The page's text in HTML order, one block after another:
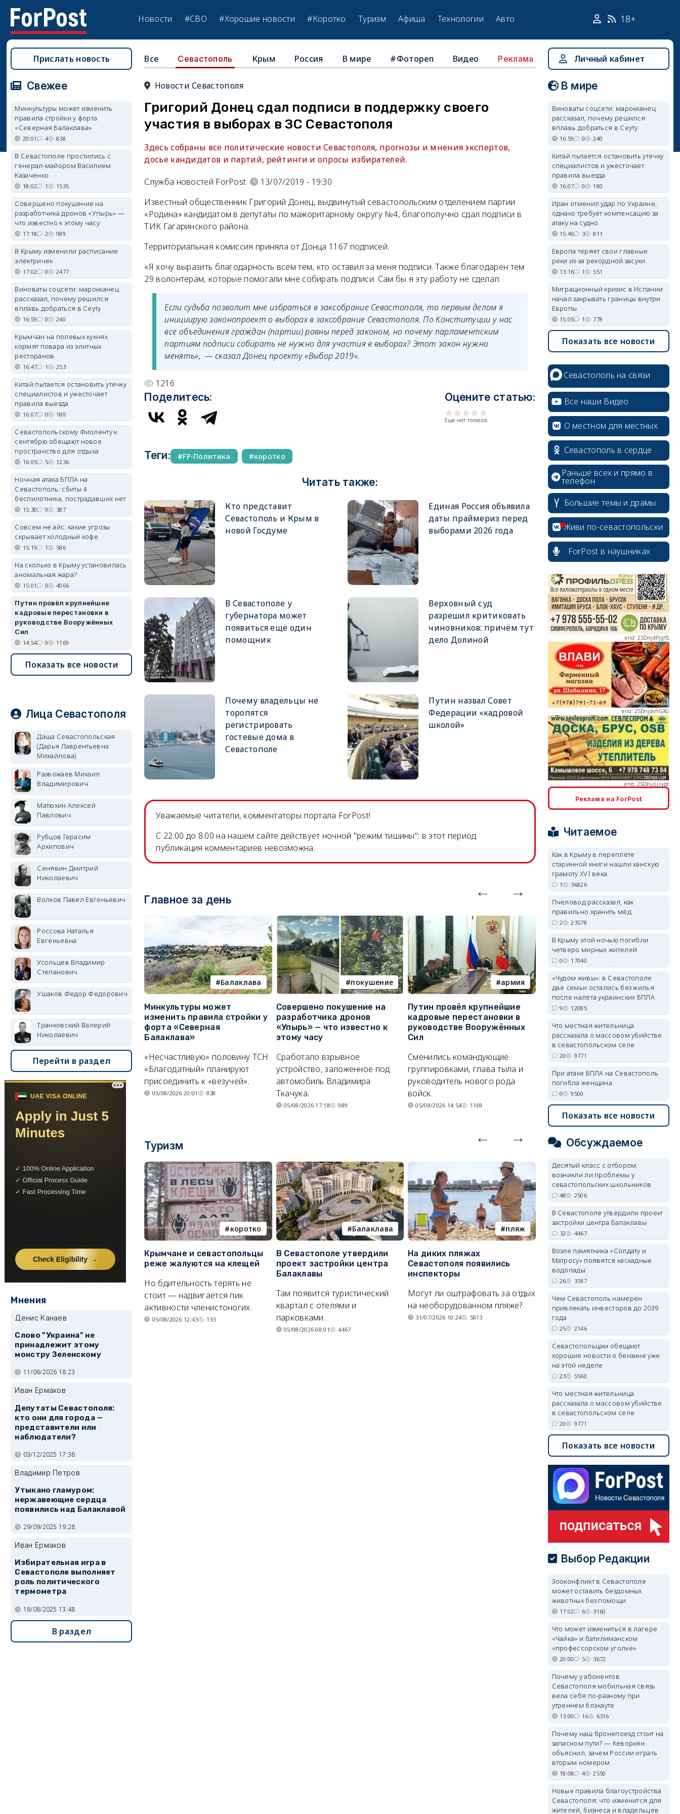
Новости #СВО #Хорошие новости #Коротко Туризм Афиша Технологии Авто 18+
Все Севастополь Крым Россия В мире #Фотореп Видео Реклама
Новости Севастополя
Григорий Донец сдал подписи в поддержку своего
участия в выборах в ЗС Севастополя
Здесь собраны все политические новости Севастополя, прогнозы и мнения экспертов,
досье кандидатов и партий, рейтинги и опросы избирателей.
Служба новостей ForPost
13/07/2019 - 19:30
Известный общественник Григорий Донец, выдвинутый севастопольским отделением партии
«Родина» кандидатом в депутаты по мажоритарному округу №4, благополучно сдал подписи в
ТИК Гагаринского района.
Территориальная комиссия приняла от Донца 1167 подписей.
«Я хочу выразить благодарность всем тем, кто оставил за меня подписи. Также благодарен тем
29 волонтёрам, которые помогали мне собирать подписи. Сам бы я эту работу не сделал.
Если судьба позволит мне избраться в заксобрание Севастополя, то первым делом я
инициирую законопроект о выборах в заксобрание Севастополя. По Конституции у нас
все объединения граждан (партии) равны перед законом, но почему парламентским
партиям подписи собирать не нужно для участия в выборах? Этот закон нужно
менять», — сказал Донец проекту «Выбор 2019».
1216
Поделитесь: Оцените статью:
Еще нет голосов
Теги: FP-Политика коротко
Читать также:
Кто представит
Севастополь и Крым в
новой Госдуме
Единая Россия объявила
даты праймериз перед
выборами 2026 года
В Севастополе у
губернатора может
появиться ещё один
помощник
Верховный суд
разрешил критиковать
чиновников: причём тут
дело Долиной
Почему владельцы не
торопятся
регистрировать
гостевые дома в
Севастополе
Путин назвал Совет
Федерации «кадровой
школой»
Уважаемые читатели, комментаторы портала ForPost!
C 22.00 до 8.00 на нашем сайте действует ночной "режим тишины": в этот период
публикация комментариев невозможна.
Главное за день
Балаклава
Минкультуры может
изменить правила стройки у
форта «Северная
Балаклава»
«Несчастливую» половину ТСН
«Благодатный» планируют
присоединить к «везучей».
05/08/2026 20:01 838
покушение
Совершено покушение на
разработчика дронов
«Упырь» — что известно к
этому часу
Сработало взрывное
устройство, заложенное под
автомобиль Владимира
Ткачука.
05/08/2026 17:18 989
армия
Путин провёл крупнейшие
кадровые перестановки в
руководстве Вооружённых
Сил
Сменились командующие
группировками, глава тыла и
руководитель нового рода
войск.
05/08/2026 14:54 1169
Балаклава
В Севастополе утвердили
проект застройки центра
Балаклавы
Там появится туристический
квартал с отелями и
парковками.
05/08/2026 08:01 4467
Туризм
коротко
Крымчане и севастопольцы
реже жалуются на клещей
Но бдительность терять не
стоит — надвигается пик
активности членистоногих.
05/08/2026 12:43 133
Балаклава
В Севастополе утвердили
проект застройки центра
Балаклавы
Там появится туристический
квартал с отелями и
парковками.
05/08/2026 08:01 4467
пляж
На диких пляжах
Севастополя появились
инспекторы
Могут ли оштрафовать за отдых
на необорудованном пляже?
31/07/2026 10:24 5813
Двух москвичей на
сапбордах унесло от берега
Крыма на километр в море
вернули туристов обратно на
сушу.
29/07/2026 17:03
Прислать новость
Свежее
Минкультуры может изменить
правила стройки у форта
«Северная Балаклава»
20:01 4 838
В Севастополе простились с
генерал-майором Василием
Казаченко
18:02 1 1535
Совершено покушение на
разработчика дронов «Упырь» —
что известно к этому часу
17:18 2 989
В Крыму изменили расписание
электричек
17:02 0 2477
Виноваты соцсети: марокканец
рассказал, почему решился
вплавь добраться в Сеуту
16:59 0 240
Крымчан на полевых кухнях
кормят повара из элитных
ресторанов
16:47 1 253
Китай пытается остановить утечку
специалистов и ужесточает
правила выезда
16:07 0 180
Севастопольскому Фиоленту к
сентябрю обещают новое
пространство для отдыха
16:05 5 1236
Ночная атака БПЛА на
Севастополь: сбиты 4
беспилотника, пострадавших нет
15:30 0 387
Совсем не айс: какие угрозы
скрывает холодный кофе
15:19 1 586
На сколько в Крыму установилась
аномальная жара?
15:01 0 4066
Путин провёл крупнейшие
кадровые перестановки в
руководстве Вооружённых
Сил
14:54 0 1169
Показать все новости
Лица Севастополя
Даша Севастопольская
(Дарья Лаврентьевна
Михайлова)
Развожаев Михаил
Владимирович
Матюхин Алексей
Павлович
Рубцов Герасим
Архипович
Сенявин Дмитрий
Николаевич
Волков Павел Евгеньевич
Россова Наталья
Евгеньевна
Усольцев Владимир
Степанович
Ушаков Федор Федорович
Транковский Валерий
Николаевич
Перейти в раздел
Мнения
Денис Канаев
Слово "Украина" не
принадлежит этому
монстру Зеленскому
11/06/2026 18:23
Иван Ермаков
Депутаты Севастополя:
кто они для города —
представители или
наблюдатели?
03/12/2025 17:36
Владимир Петров
Утыкано гламуром:
нержавеющие сердца
появились над Балаклавой
29/09/2025 19:28
Иван Ермаков
Избирательная игра в
Севастополе выполняет
роль политического
термометра
18/08/2025 13:48
В раздел
Личный кабинет
В мире
Виноваты соцсети: марокканец
рассказал, почему решился
вплавь добраться в Сеуту
16:59 0 240
Китай пытается остановить утечку
специалистов и ужесточает
правила выезда
16:07 0 180
Иран отменил удар по Украине,
однако требует компенсацию за
атаку на судно
15:46 3 811
Европа теряет свои главные
реки из-за рекордной засухи
13:16 1 551
Миграционный кризис в Испании
начал закрывать границы внутри
Европы
15:05 1 778
Показать все новости
Севастополь на связи
Все наши Видео
О местном для местных
Севастополь в сердце
Раньше всех и прямо в
телефон
Большие темы и драмы
Живи по-севастопольски
ForPost в наушниках
erid: 2SDnjcrDNw6
erid: 2SDnjdPjgYS
erid: 2SDnjdvhGXG
erid: 2SDnjcLUypt
Реклама на ForPost
Читаемое
Как в Крыму в переплёте
старинной книги нашли ханскую
грамоту XVI века
1 36826
Пчеловод рассказал, как
правильно хранить мёд
2 23578
В Крыму этой ночью погибли
четверо мирных жителей
0 17040
«Чудом живы»: в Севастополе
две семьи остались без жилья
после налёта украинских БПЛА
9 12085
Что местная жительница
рассказала о массовом убийстве
в севастопольском селе
20 9771
При атаке БПЛА на Севастополь
погибла женщина
0 9500
Показать все новости
Обсуждаемое
Десятый класс с отбором:
возникли ли проблемы у
севастопольских школьников
48 2506
В Севастополе утвердили проект
застройки центра Балаклавы
32 4467
Возле памятника «Солдату и
Матросу» появятся каскадные
водопады
26 3187
Чем Севастополь намерен
привлекать инвесторов до 2039
года
25 2146
Севастопольцам обещают
хорошие новости о бензине уже
на этой неделе
23 5560
Что местная жительница
рассказала о массовом убийстве
в севастопольском селе
20 9771
Показать все новости
Выбор Редакции
Зооконфликт в Севастополе
может оставить бездомных
животных без помощи
17:02 6 3160
Что может измениться в лагере
«Чайка» и батилиманском
«профессорском уголке»
20:00 5 3672
Почему у абонентов
Севастополя мобильная связь
вела себя по-разному при
утреннем блэкауте
13:00 16 6316
Почему наш бронепоезд стоит на
запасном пути? — Кеворкян
объяснил, зачем России играть
вторым номером
18:08 4 2550
Новые правила благоустройства
Севастополя: что изменится для
жителей, бизнеса и владельцев